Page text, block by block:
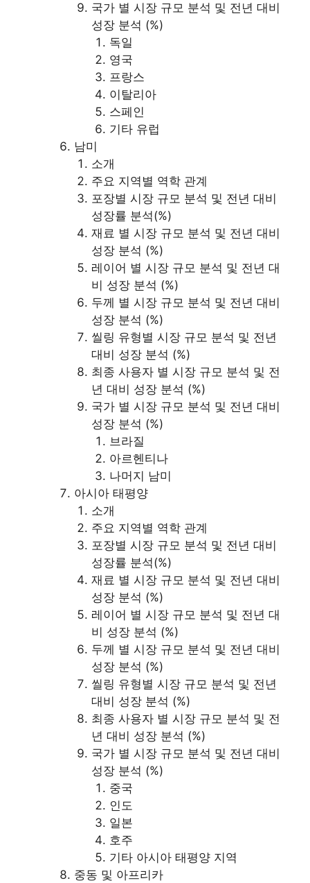
국가 별 시장 규모 분석 및 전년 대비
성장 분석 (%)
독일
영국
프랑스
이탈리아
스페인
기타 유럽
남미
소개
주요 지역별 역학 관계
포장별 시장 규모 분석 및 전년 대비
성장률 분석(%)
재료 별 시장 규모 분석 및 전년 대비
성장 분석 (%)
레이어 별 시장 규모 분석 및 전년 대
비 성장 분석 (%)
두께 별 시장 규모 분석 및 전년 대비
성장 분석 (%)
씰링 유형별 시장 규모 분석 및 전년
대비 성장 분석 (%)
최종 사용자 별 시장 규모 분석 및 전
년 대비 성장 분석 (%)
국가 별 시장 규모 분석 및 전년 대비
성장 분석 (%)
브라질
아르헨티나
나머지 남미
아시아 태평양
소개
주요 지역별 역학 관계
포장별 시장 규모 분석 및 전년 대비
성장률 분석(%)
재료 별 시장 규모 분석 및 전년 대비
성장 분석 (%)
레이어 별 시장 규모 분석 및 전년 대
비 성장 분석 (%)
두께 별 시장 규모 분석 및 전년 대비
성장 분석 (%)
씰링 유형별 시장 규모 분석 및 전년
대비 성장 분석 (%)
최종 사용자 별 시장 규모 분석 및 전
년 대비 성장 분석 (%)
국가 별 시장 규모 분석 및 전년 대비
성장 분석 (%)
중국
인도
일본
호주
기타 아시아 태평양 지역
중동 및 아프리카